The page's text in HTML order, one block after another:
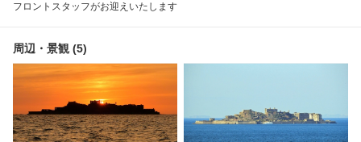
フロントスタッフがお迎えいたします
周辺・景観 (5)